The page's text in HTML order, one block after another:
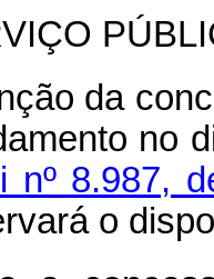
da
no
nº 8.987,
o